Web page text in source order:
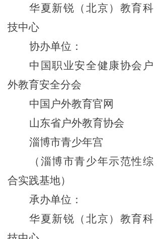
华夏新锐（北京）教育科
技中心
协办单位：
中国职业安全健康协会 户
外教育安全分会
中国户外教育官网
山东省户外教育协会
淄博市青少年宫
（淄博市青少年示范性综
合实践基地）
承办单位：
华夏新锐（北京）教育科